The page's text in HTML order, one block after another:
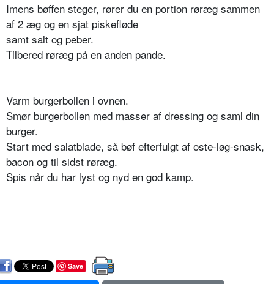
Imens bøffen steger, rører du en portion røræg sammen
af 2 æg og en sjat piskefløde
samt salt og peber.
Tilbered røræg på en anden pande.
Varm burgerbollen i ovnen.
Smør burgerbollen med masser af dressing og saml din
burger.
Start med salatblade, så bøf efterfulgt af oste-løg-snask,
bacon og til sidst røræg.
Spis når du har lyst og nyd en god kamp.
Save